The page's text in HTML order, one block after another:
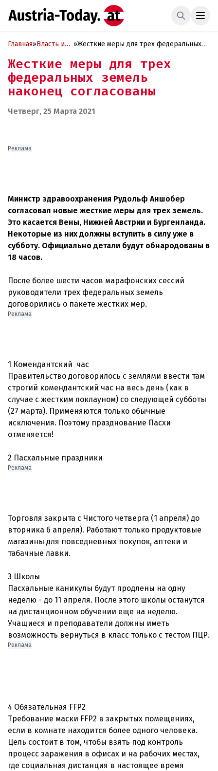
Главная»Власть и
»Жесткие меры для трех федеральных
Жесткие меры для трех
федеральных земель
наконец согласованы
Четверг, 25 Марта 2021
Реклама
Министр здравоохранения Рудольф Аншобер
согласовал новые жесткие меры для трех земель.
Это касается Вены, Нижней Австрии и Бургенланда.
Некоторые из них должны вступить в силу уже в
субботу. Официально детали будут обнародованы в
18 часов.
После более шести часов марафонских сессий
руководители трех федеральных земель
Реклама
1 Комендантский час
Правительство договорилось с землями ввести там
строгий комендантский час на весь день (как в
случае с жестким локлауном) со следующей субботы
(27 марта). Применяются только обычные
исключения. Поэтому празднование Пасхи
отменяется!
2 Пасхальные праздники
Реклама
Торговля закрыта с Чистого четверга (1 апреля) до
вторника 6 апреля). Работают только продуктовые
магазины для повседневных покупок, аптеки и
табачные лавки.
3 Школы
Пасхальные каникулы будут продлены на одну
неделю - до 11 апреля. После этого школы останутся
на дистанционном обучении еще на неделю.
Учащиеся и преподаватели должны иметь
возможность вернуться в класс только с тестом ПЦР.
Реклама
4 Обязательная FFP2
Требование маски FFP2 в закрытых помещениях,
если в комнате находится более одного человека.
Цель состоит в том, чтобы взять под контроль
процесс заражения в офисах и на рабочих местах,
где социальная дистанция в настоящее время